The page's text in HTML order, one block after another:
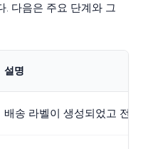
. 다음은 주요 단계와 그
설명
배송 라벨이 생성되었고 전자